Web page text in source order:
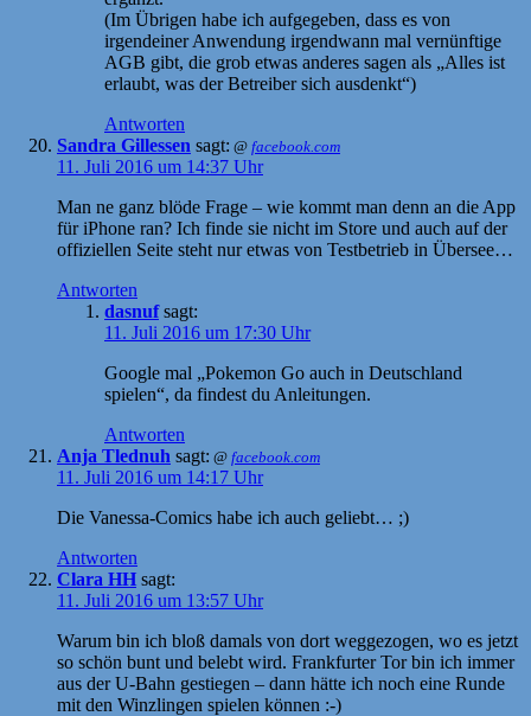
(Im Übrigen habe ich aufgegeben, dass es von
irgendeiner Anwendung irgendwann mal vernünftige
AGB gibt, die grob etwas anderes sagen als „Alles ist
erlaubt, was der Betreiber sich ausdenkt“)
Antworten
Sandra Gillessen sagt: @ facebook.com
11. Juli 2016 um 14:37 Uhr
Man ne ganz blöde Frage – wie kommt man denn an die App
für iPhone ran? Ich finde sie nicht im Store und auch auf der
offiziellen Seite steht nur etwas von Testbetrieb in Übersee…
Antworten
dasnuf sagt:
11. Juli 2016 um 17:30 Uhr
Google mal „Pokemon Go auch in Deutschland
spielen“, da findest du Anleitungen.
Antworten
Anja Tlednuh sagt: @ facebook.com
11. Juli 2016 um 14:17 Uhr
Die Vanessa-Comics habe ich auch geliebt… ;)
Antworten
Clara HH sagt:
11. Juli 2016 um 13:57 Uhr
Warum bin ich bloß damals von dort weggezogen, wo es jetzt
so schön bunt und belebt wird. Frankfurter Tor bin ich immer
aus der U-Bahn gestiegen – dann hätte ich noch eine Runde
mit den Winzlingen spielen können :-)